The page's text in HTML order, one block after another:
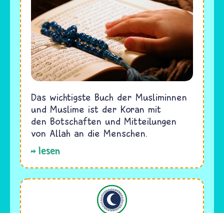
Das wichtigste Buch der Musliminnen
und Muslime ist der Koran mit
den Botschaften und Mitteilungen
von Allah an die Menschen.
lesen